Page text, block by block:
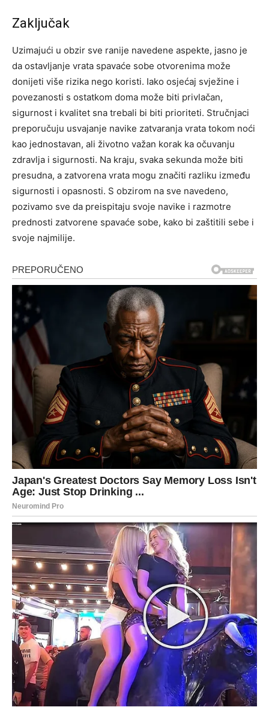
Zaključak
Uzimajući u obzir sve ranije navedene aspekte, jasno je
da ostavljanje vrata spavaće sobe otvorenima može
donijeti više rizika nego koristi. Iako osjećaj svježine i
povezanosti s ostatkom doma može biti privlačan,
sigurnost i kvalitet sna trebali bi biti prioriteti. Stručnjaci
preporučuju usvajanje navike zatvaranja vrata tokom noći
kao jednostavan, ali životno važan korak ka očuvanju
zdravlja i sigurnosti. Na kraju, svaka sekunda može biti
presudna, a zatvorena vrata mogu značiti razliku između
sigurnosti i opasnosti. S obzirom na sve navedeno,
pozivamo sve da preispitaju svoje navike i razmotre
prednosti zatvorene spavaće sobe, kako bi zaštitili sebe i
svoje najmilije.